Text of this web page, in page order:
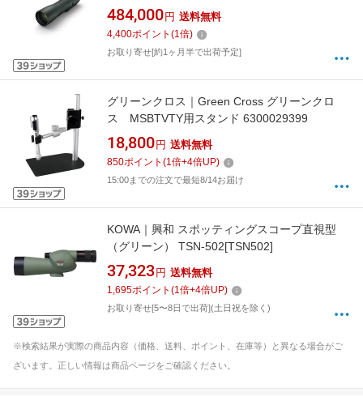
品】 SWAROVSKI(スワロフスキー) STC 17-
40×56 グリーン 【フィールドスコープ】
SWAROVSKI(スワロフスキー) グリーン BF-
1N4IB0-0
484,000 円 送料無料
4,400ポイント (1倍)
お取り寄せ[約1ヶ月半で出荷予定]
グリーンクロス｜Green Cross グリーンクロ
ス MSBTVTY用スタンド 6300029399
18,800 円 送料無料
850ポイント (1倍+4倍UP)
15:00までの注文で最短8/14お届け
KOWA｜興和 スポッティングスコープ直視型
（グリーン） TSN-502[TSN502]
37,323 円 送料無料
1,695ポイント (1倍+4倍UP)
お取り寄せ[5〜8日で出荷](土日祝を除く)
※検索結果が実際の商品内容（価格、送料、ポイント、在庫等）と異なる場合がご
ざいます。正しい情報は商品ページをご確認ください。